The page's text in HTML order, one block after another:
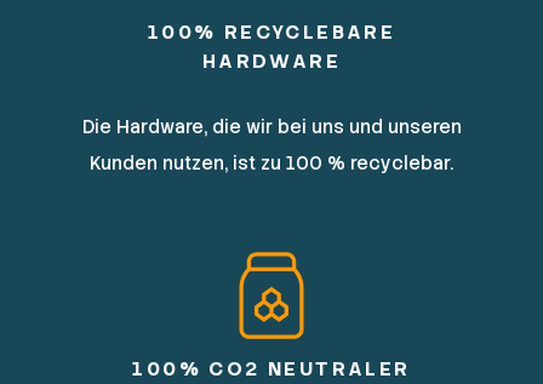
100% RECYCLEBARE
HARDWARE
Die Hardware, die wir bei uns und unseren
Kunden nutzen, ist zu 100 % recyclebar.
100% CO2 NEUTRALER